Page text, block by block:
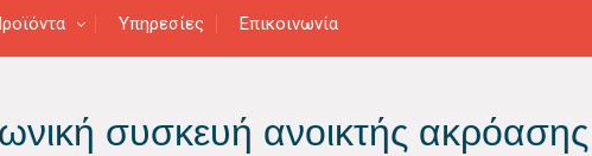
Υπηρεσίες Επικοινωνία
συσκευή ανοικτής ακρόασης